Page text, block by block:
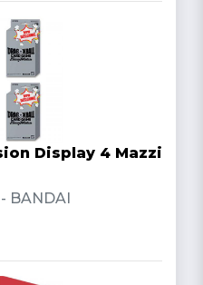
Display 4 Mazzi
BANDAI